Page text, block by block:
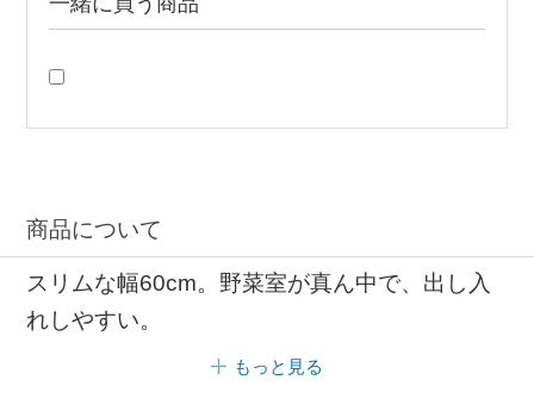
商品について
スリムな幅60cm。野菜室が真ん中で、出し入
れしやすい。
もっと見る